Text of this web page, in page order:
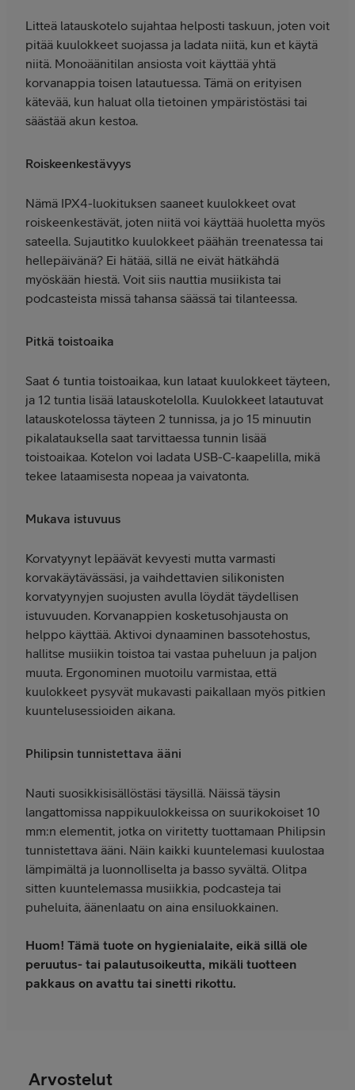
Litteä latauskotelo sujahtaa helposti taskuun, joten voit
pitää kuulokkeet suojassa ja ladata niitä, kun et käytä
niitä. Monoäänitilan ansiosta voit käyttää yhtä
korvanappia toisen latautuessa. Tämä on erityisen
kätevää, kun haluat olla tietoinen ympäristöstäsi tai
säästää akun kestoa.
Roiskeenkestävyys
Nämä IPX4-luokituksen saaneet kuulokkeet ovat
roiskeenkestävät, joten niitä voi käyttää huoletta myös
sateella. Sujautitko kuulokkeet päähän treenatessa tai
hellepäivänä? Ei hätää, sillä ne eivät hätkähdä
myöskään hiestä. Voit siis nauttia musiikista tai
podcasteista missä tahansa säässä tai tilanteessa.
Pitkä toistoaika
Saat 6 tuntia toistoaikaa, kun lataat kuulokkeet täyteen,
ja 12 tuntia lisää latauskotelolla. Kuulokkeet latautuvat
latauskotelossa täyteen 2 tunnissa, ja jo 15 minuutin
pikalatauksella saat tarvittaessa tunnin lisää
toistoaikaa. Kotelon voi ladata USB-C-kaapelilla, mikä
tekee lataamisesta nopeaa ja vaivatonta.
Mukava istuvuus
Korvatyynyt lepäävät kevyesti mutta varmasti
korvakäytävässäsi, ja vaihdettavien silikonisten
korvatyynyjen suojusten avulla löydät täydellisen
istuvuuden. Korvanappien kosketusohjausta on
helppo käyttää. Aktivoi dynaaminen bassotehostus,
hallitse musiikin toistoa tai vastaa puheluun ja paljon
muuta. Ergonominen muotoilu varmistaa, että
kuulokkeet pysyvät mukavasti paikallaan myös pitkien
kuuntelusessioiden aikana.
Philipsin tunnistettava ääni
Nauti suosikkisisällöstäsi täysillä. Näissä täysin
langattomissa nappikuulokkeissa on suurikokoiset 10
mm:n elementit, jotka on viritetty tuottamaan Philipsin
tunnistettava ääni. Näin kaikki kuuntelemasi kuulostaa
lämpimältä ja luonnolliselta ja basso syvältä. Olitpa
sitten kuuntelemassa musiikkia, podcasteja tai
puheluita, äänenlaatu on aina ensiluokkainen.
Huom! Tämä tuote on hygienialaite, eikä sillä ole
peruutus- tai palautusoikeutta, mikäli tuotteen
pakkaus on avattu tai sinetti rikottu.
Arvostelut